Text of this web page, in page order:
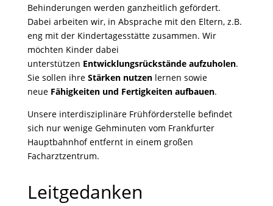
Behinderungen werden ganzheitlich gefördert.
Dabei arbeiten wir, in Absprache mit den Eltern, z.B.
eng mit der Kindertagesstätte zusammen. Wir
möchten Kinder dabei
unterstützen Entwicklungsrückstände aufzuholen.
Sie sollen ihre Stärken nutzen lernen sowie
neue Fähigkeiten und Fertigkeiten aufbauen.
Unsere interdisziplinäre Frühförderstelle befindet
sich nur wenige Gehminuten vom Frankfurter
Hauptbahnhof entfernt in einem großen
Facharztzentrum.
Leitgedanken